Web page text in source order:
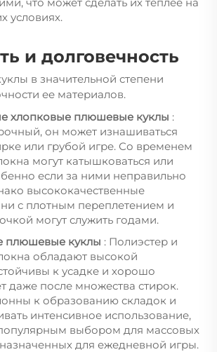
условиях.
и долговечность
в значительной степени
ее материалов.
хлопковые плюшевые куклы :
он может изнашиваться
или грубой игре. Со временем
могут катышковаться или
если за ними неправильно
высококачественные
с плотным переплетением и
могут служить годами.
плюшевые куклы : Полиэстер и
обладают высокой
к усадке и хорошо
даже после множества стирок.
к образованию складок и
интенсивное использование,
выбором для массовых
для ежедневной игры.